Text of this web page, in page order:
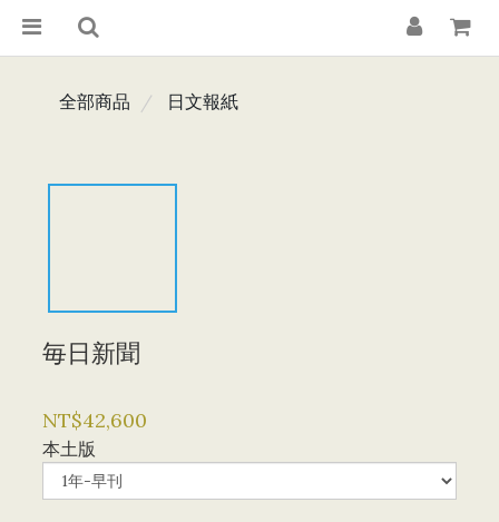
全部商品 日文報紙
毎日新聞
NT$42,600
本土版